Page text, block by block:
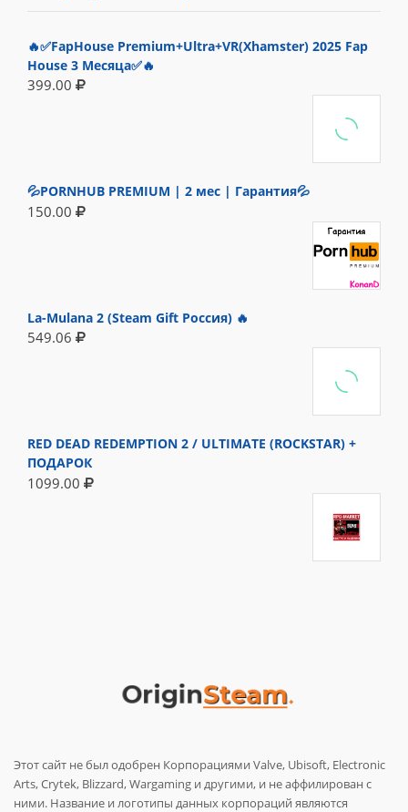
🔥✅FapHouse Premium+Ultra+VR(Xhamster) 2025 Fap
House 3 Месяца✅🔥
399.00
💦PORNHUB PREMIUM | 2 мес | Гарантия💦
150.00
La-Mulana 2 (Steam Gift Россия) 🔥
549.06
RED DEAD REDEMPTION 2 / ULTIMATE (ROCKSTAR) +
ПОДАРОК
1099.00
Этот сайт не был одобрен Корпорациями Valve, Ubisoft, Electronic
Arts, Crytek, Blizzard, Wargaming и другими, и не аффилирован с
ними. Название и логотипы данных корпораций являются